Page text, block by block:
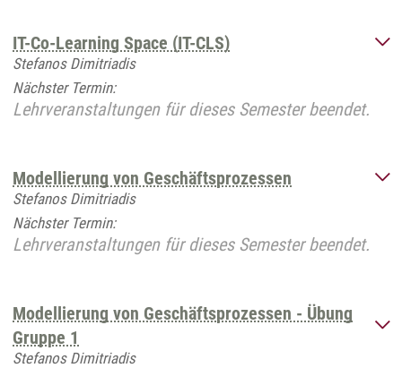
IT-Co-Learning Space (IT-CLS)
Stefanos Dimitriadis
Nächster Termin:
Lehrveranstaltungen für dieses Semester beendet.
Modellierung von Geschäftsprozessen
Stefanos Dimitriadis
Nächster Termin:
Lehrveranstaltungen für dieses Semester beendet.
Modellierung von Geschäftsprozessen - Übung
Gruppe 1
Stefanos Dimitriadis